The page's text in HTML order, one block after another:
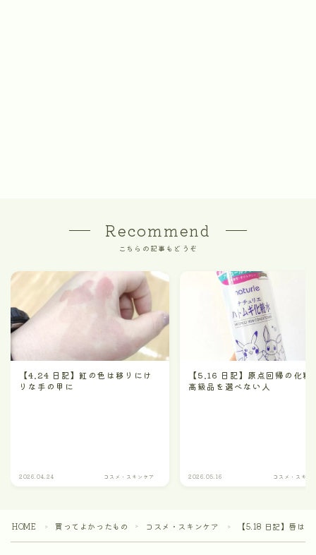
Recommend
こちらの記事もどうぞ
【4.24 日記】紅の色は移りにけ
りな手の甲に
2026.04.24 コスメ・スキンケア
【5.16 日記】原点回帰の化
高級品を選べない人
2026.05.16 コスメ・スキン
HOME ＞ 買ってよかったもの ＞ コスメ・スキンケア ＞ 【5.18 日記】唇は